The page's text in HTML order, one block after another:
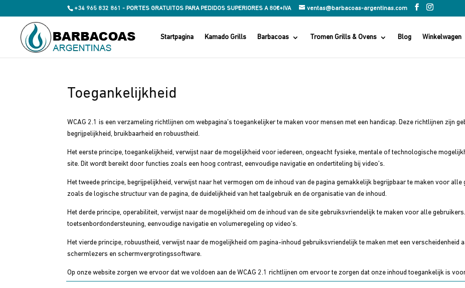
+34 965 832 861 - PORTES GRATUITOS PARA PEDIDOS SUPERIORES A 80€+IVA ventas@barbacoas-argentinas.com
Startpagina Kamado Grills Barbacoas Tromen Grills & Ovens Blog Winkelwagen
Toegankelijkheid
WCAG 2.1 is een verzameling richtlijnen om webpagina’s toegankelijker te maken voor mensen met een handicap. Deze richtlijnen zijn
begrijpelijkheid, bruikbaarheid en robuustheid.
Het eerste principe, toegankelijkheid, verwijst naar de mogelijkheid voor iedereen, ongeacht fysieke, mentale of technologische
site. Dit wordt bereikt door functies zoals een hoog contrast, eenvoudige navigatie en ondertiteling bij video’s.
Het tweede principe, begrijpelijkheid, verwijst naar het vermogen om de inhoud van de pagina gemakkelijk begrijpbaar te maken voor
zoals de logische structuur van de pagina, de duidelijkheid van het taalgebruik en de organisatie van de inhoud.
Het derde principe, operabiliteit, verwijst naar de mogelijkheid om de inhoud van de site gebruiksvriendelijk te maken voor alle
toetsenbordondersteuning, eenvoudige navigatie en volumeregeling op video’s.
Het vierde principe, robuustheid, verwijst naar de mogelijkheid om pagina-inhoud gebruiksvriendelijk te maken met een verscheidenheid
schermlezers en schermvergrotingssoftware.
Op onze website zorgen we ervoor dat we voldoen aan de WCAG 2.1 richtlijnen om ervoor te zorgen dat onze inhoud toegankelijk is